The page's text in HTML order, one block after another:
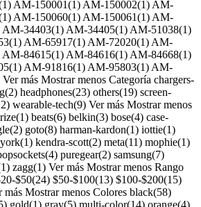
AM-150001(1) AM-150002(1) AM-
AM-150060(1) AM-150061(1) AM-
34403(1) AM-34405(1) AM-51038(1)
AM-65917(1) AM-72020(1) AM-
84615(1) AM-84616(1) AM-84668(1)
AM-91816(1) AM-95803(1) AM-
más Mostrar menos Categoría chargers-
headphones(23) others(19) screen-
wearable-tech(9) Ver más Mostrar menos
beats(6) belkin(3) bose(4) case-
goto(8) harman-kardon(1) iottie(1)
kendra-scott(2) meta(11) mophie(1)
puregear(2) samsung(7)
zagg(1) Ver más Mostrar menos Rango
$50(24) $50-$100(13) $100-$200(15)
más Mostrar menos Colores black(58)
gold(1) gray(5) multi-color(14) orange(4)